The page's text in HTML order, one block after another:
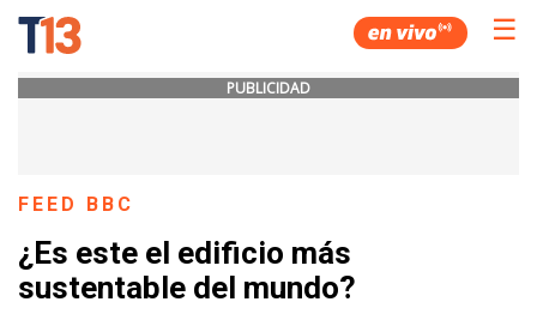
☰
PUBLICIDAD
FEED BBC
¿Es este el edificio más
sustentable del mundo?